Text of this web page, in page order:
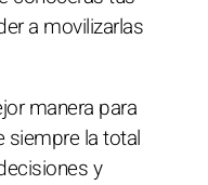
a movilizarlas
manera para
siempre la total
y